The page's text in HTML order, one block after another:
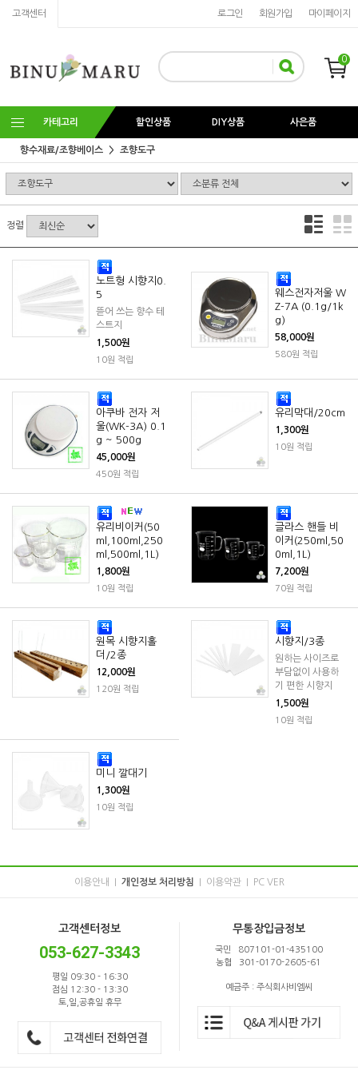
고객센터 마이페이지
회원가입
로그인
0
카테고리 할인상품 DIY상품 사은품
향수재료/조향베이스 조향도구
정렬
노트형 시향지0.
5
뜯어 쓰는 향수 테
스트지
1,500원
10원 적립
웨스전자저울 W
Z-7A (0.1g/1k
g)
58,000원
580원 적립
아쿠바 전자 저
울(WK-3A) 0.1
g ~ 500g
45,000원
450원 적립
유리막대/20cm
1,300원
10원 적립
유리비이커(50
ml,100ml,250
ml,500ml,1L)
1,800원
10원 적립
글라스 핸들 비
이커(250ml,50
0ml,1L)
7,200원
70원 적립
원목 시향지홀
더/2종
12,000원
120원 적립
시향지/3종
원하는 사이즈로
부담없이 사용하
기 편한 시향지
1,500원
10원 적립
미니 깔대기
1,300원
10원 적립
이용안내 개인정보 처리방침 이용약관 PC VER
고객센터정보
053-627-3343
평일 09:30 - 16:30
점심 12:30 - 13:30
토,일,공휴일 휴무
무통장입금정보
국민 807101-01-435100
농협 301-0170-2605-61
예금주 : 주식회사비엠씨